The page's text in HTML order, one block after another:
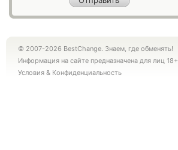
© 2007-2026 BestChange. Знаем, где обменять!
Информация на сайте предназначена для лиц 18+
Условия & Конфиденциальность